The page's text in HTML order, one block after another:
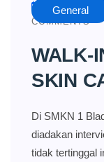
General
COMMENTS
WALK-
SKIN
Di SMKN 1
diadakan
tidak tertinggal